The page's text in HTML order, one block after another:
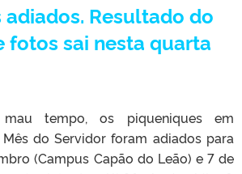
adiados. Resultado do
fotos sai nesta quarta
tempo, os piqueniques em
do Servidor foram adiados para
(Campus Capão do Leão) e 7 de